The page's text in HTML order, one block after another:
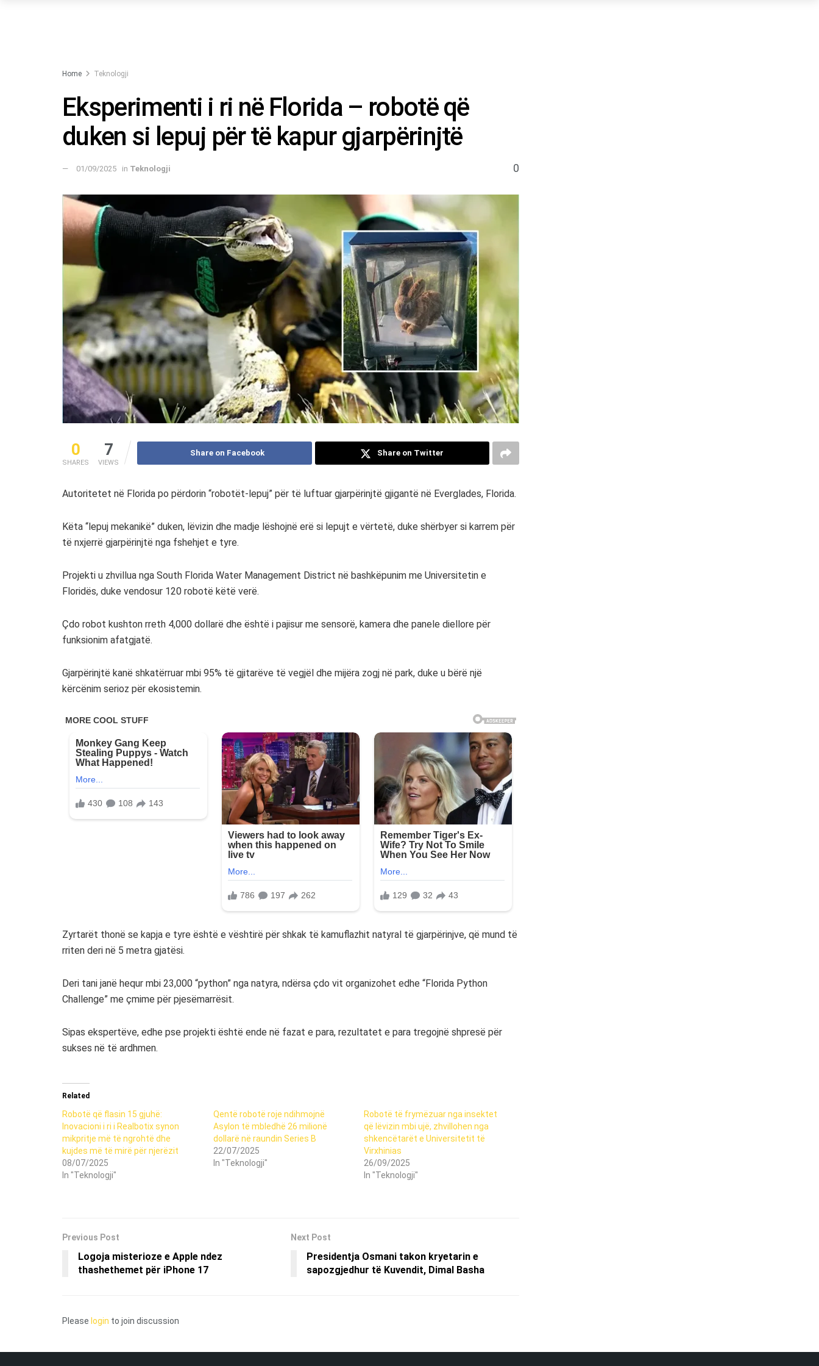
Home Teknologji
Eksperimenti i ri në Florida – robotë që
duken si lepuj për të kapur gjarpërinjtë
01/09/2025 in Teknologji 0
0
SHARES
7
VIEWS
Share on Facebook Share on Twitter
Autoritetet në Florida po përdorin “robotët-lepuj” për të luftuar gjarpërinjtë gjigantë në Everglades, Florida.
Këta “lepuj mekanikë” duken, lëvizin dhe madje lëshojnë erë si lepujt e vërtetë, duke shërbyer si karrem për
të nxjerrë gjarpërinjtë nga fshehjet e tyre.
Projekti u zhvillua nga South Florida Water Management District në bashkëpunim me Universitetin e
Floridës, duke vendosur 120 robotë këtë verë.
Çdo robot kushton rreth 4,000 dollarë dhe është i pajisur me sensorë, kamera dhe panele diellore për
funksionim afatgjatë.
Gjarpërinjtë kanë shkatërruar mbi 95% të gjitarëve të vegjël dhe mijëra zogj në park, duke u bërë një
kërcënim serioz për ekosistemin.
Zyrtarët thonë se kapja e tyre është e vështirë për shkak të kamuflazhit natyral të gjarpërinjve, që mund të
rriten deri në 5 metra gjatësi.
Deri tani janë hequr mbi 23,000 “python” nga natyra, ndërsa çdo vit organizohet edhe “Florida Python
Challenge” me çmime për pjesëmarrësit.
Sipas ekspertëve, edhe pse projekti është ende në fazat e para, rezultatet e para tregojnë shpresë për
sukses në të ardhmen.
Related
Robotë që flasin 15 gjuhë:
Inovacioni i ri i Realbotix synon
mikpritje më të ngrohtë dhe
kujdes më të mirë për njerëzit
08/07/2025
In "Teknologji"
Qentë robotë roje ndihmojnë
Asylon të mbledhë 26 milionë
dollarë në raundin Series B
22/07/2025
In "Teknologji"
Robotë të frymëzuar nga insektet
që lëvizin mbi ujë, zhvillohen nga
shkencëtarët e Universitetit të
Virxhinias
26/09/2025
In "Teknologji"
Previous Post
Logoja misterioze e Apple ndez
thashethemet për iPhone 17
Next Post
Presidentja Osmani takon kryetarin e
sapozgjedhur të Kuvendit, Dimal Basha
Please login to join discussion